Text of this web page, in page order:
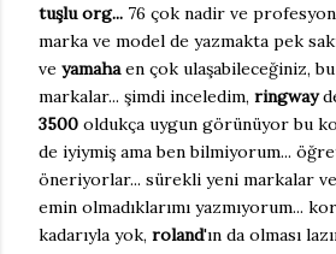
tuşlu org... 76 çok nadir ve
marka ve model de yazmakta pek
ve yamahaen çok ulaşabileceğiniz,
markalar... şimdi inceledim, ringway
3500 oldukça uygun görünüyor bu
de iyiymiş ama ben bilmiyorum...
öneriyorlar... sürekli yeni markalar
emin olmadıklarımı yazmıyorum...
kadarıyla yok, roland'ın da olması